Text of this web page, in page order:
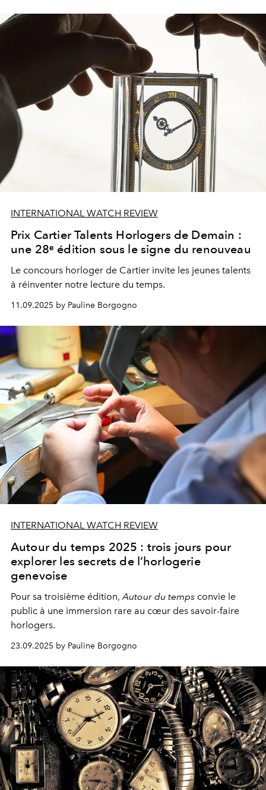
INTERNATIONAL WATCH REVIEW
Prix Cartier Talents Horlogers de Demain :
une 28ᵉ édition sous le signe du renouveau
Le concours horloger de Cartier invite les jeunes talents
à réinventer notre lecture du temps.
11.09.2025 by Pauline Borgogno
INTERNATIONAL WATCH REVIEW
Autour du temps 2025 : trois jours pour
explorer les secrets de l’horlogerie
genevoise
Pour sa troisième édition, Autour du temps convie le
public à une immersion rare au cœur des savoir-faire
horlogers.
23.09.2025 by Pauline Borgogno